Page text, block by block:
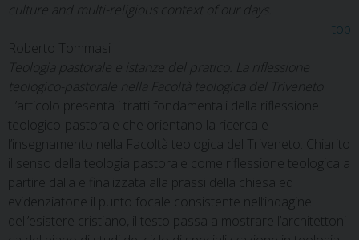
culture and multi-religious context of our days.
top
Roberto Tommasi
Teologia pastorale e istanze del pratico. La riflessione
teologico-pastorale nella Facoltà teologica del Triveneto
L’articolo presenta i tratti fondamentali della riflessione
teologico-pastorale che orientano la ricer­ca e
l’insegnamento nella Facoltà teologica del Triveneto. Chiarito
il senso della teologia pastora­le come riflessione teologica a
partire dalla e finalizzata alla prassi della chiesa ed
evidenziatone il punto focale consistente nell’indagine
dell’esistere cristiano, il testo passa a mostrare l’architettoni­